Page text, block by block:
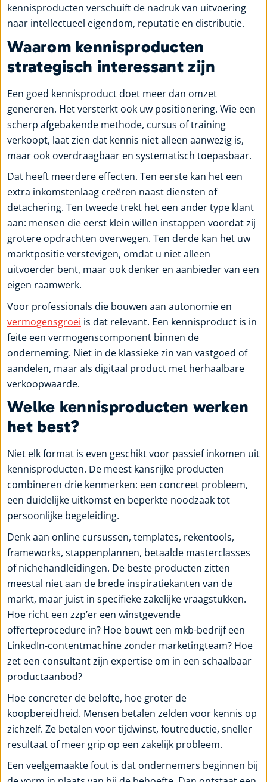
kennisproducten verschuift de nadruk van uitvoering
naar intellectueel eigendom, reputatie en distributie.
Waarom kennisproducten
strategisch interessant zijn
Een goed kennisproduct doet meer dan omzet
genereren. Het versterkt ook uw positionering. Wie een
scherp afgebakende methode, cursus of training
verkoopt, laat zien dat kennis niet alleen aanwezig is,
maar ook overdraagbaar en systematisch toepasbaar.
Dat heeft meerdere effecten. Ten eerste kan het een
extra inkomstenlaag creëren naast diensten of
detachering. Ten tweede trekt het een ander type klant
aan: mensen die eerst klein willen instappen voordat zij
grotere opdrachten overwegen. Ten derde kan het uw
marktpositie verstevigen, omdat u niet alleen
uitvoerder bent, maar ook denker en aanbieder van een
eigen raamwerk.
Voor professionals die bouwen aan autonomie en
vermogensgroei is dat relevant. Een kennisproduct is in
feite een vermogenscomponent binnen de
onderneming. Niet in de klassieke zin van vastgoed of
aandelen, maar als digitaal product met herhaalbare
verkoopwaarde.
Welke kennisproducten werken
het best?
Niet elk format is even geschikt voor passief inkomen uit
kennisproducten. De meest kansrijke producten
combineren drie kenmerken: een concreet probleem,
een duidelijke uitkomst en beperkte noodzaak tot
persoonlijke begeleiding.
Denk aan online cursussen, templates, rekentools,
frameworks, stappenplannen, betaalde masterclasses
of nichehandleidingen. De beste producten zitten
meestal niet aan de brede inspiratiekanten van de
markt, maar juist in specifieke zakelijke vraagstukken.
Hoe richt een zzp’er een winstgevende
offerteprocedure in? Hoe bouwt een mkb-bedrijf een
LinkedIn-contentmachine zonder marketingteam? Hoe
zet een consultant zijn expertise om in een schaalbaar
productaanbod?
Hoe concreter de belofte, hoe groter de
koopbereidheid. Mensen betalen zelden voor kennis op
zichzelf. Ze betalen voor tijdwinst, foutreductie, sneller
resultaat of meer grip op een zakelijk probleem.
Een veelgemaakte fout is dat ondernemers beginnen bij